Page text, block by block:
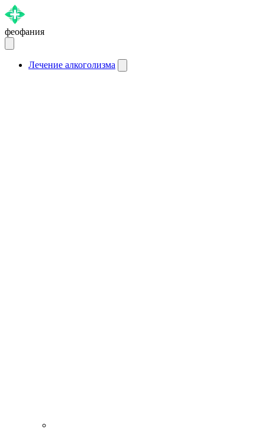
феофания
Лечение алкоголизма